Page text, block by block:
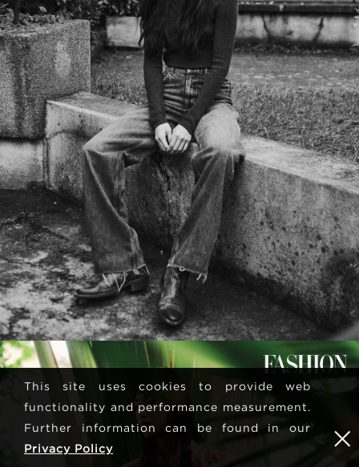
This site uses cookies to provide web
functionality and performance measurement.
Further information can be found in our
Privacy Policy